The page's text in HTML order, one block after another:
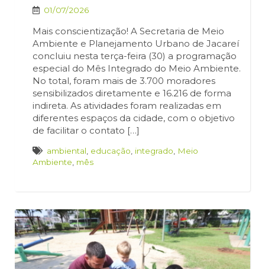
01/07/2026
Mais conscientização! A Secretaria de Meio
Ambiente e Planejamento Urbano de Jacareí
concluiu nesta terça-feira (30) a programação
especial do Mês Integrado do Meio Ambiente.
No total, foram mais de 3.700 moradores
sensibilizados diretamente e 16.216 de forma
indireta. As atividades foram realizadas em
diferentes espaços da cidade, com o objetivo
de facilitar o contato […]
ambiental educação integrado
Meio
Ambiente mês